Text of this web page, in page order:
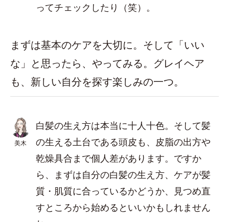
ってチェックしたり（笑）。
まずは基本のケアを大切に。そして「いい
な」と思ったら、やってみる。グレイヘア
も、新しい自分を探す楽しみの一つ。
美木
白髪の生え方は本当に十人十色。そして髪
の生える土台である頭皮も、皮脂の出方や
乾燥具合まで個人差があります。ですか
ら、まずは自分の白髪の生え方、ケアが髪
質・肌質に合っているかどうか、見つめ直
すところから始めるといいかもしれません